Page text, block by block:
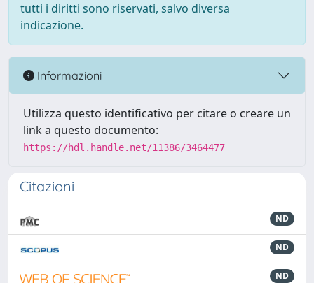
tutti i diritti sono riservati, salvo diversa
indicazione.
Informazioni
Utilizza questo identificativo per citare o creare un
link a questo documento:
https://hdl.handle.net/11386/3464477
Citazioni
ND
ND
ND